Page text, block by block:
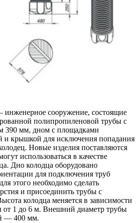
инженерное сооружение, состоящие
полипропиленовой трубы с
390 мм, дном с площадками
и крышкой для исключения попадания
Новые изделия поставляются
использоваться в качестве
Дно колодца оборудовано
для подключения труб
этого необходимо сделать
и присоединить трубы с
колодца меняется в зависимости
от 1 до 6 м. Внешний диаметр трубы
— 400 мм.